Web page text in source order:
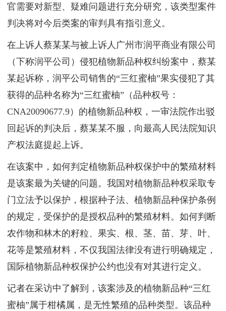
官需要对新型、疑难问题进行充分研究，该类型案件
判决将对今后类案的审判具有指引意义。
在上诉人蔡某某与被上诉人广州市润平商业有限公司
（下称润平公司）侵犯植物新品种权纠纷案中，蔡某
某起诉称，润平公司销售的“三红蜜柚”果实侵犯了其
获得的品种名称为“三红蜜柚”（品种权号：
CNA20090677.9）的植物新品种权，一审法院作出驳
回起诉的判决后，蔡某某不服，向最高人民法院知识
产权法庭提起上诉。
在该案中，如何判定植物新品种权保护中的繁殖材料
是该案最为关键的问题。我国对植物新品种权采取专
门立法予以保护，根据种子法、植物新品种保护条例
的规定，受保护的是授权品种的繁殖材料。如何判断
农作物和林木的籽粒、果实、根、茎、苗、芽、叶、
花等是繁殖材料，不仅我国法律没有进行明确规定，
国际植物新品种权保护公约也没有对其进行定义。
记者在采访中了解到，该案涉及的植物新品种“三红
蜜柚”属于柑橘属，是无性繁殖的品种类型。该品种